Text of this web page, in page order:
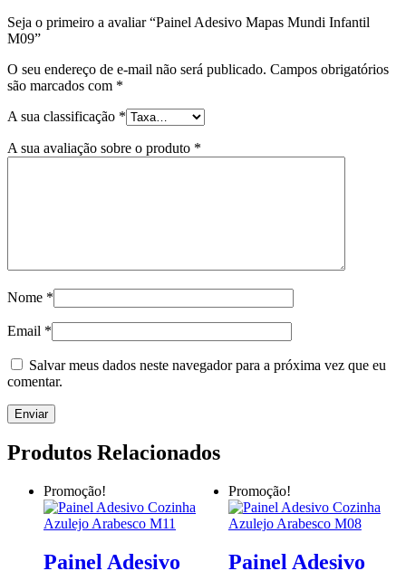
Seja o primeiro a avaliar “Painel Adesivo Mapas Mundi Infantil
M09”
O seu endereço de e-mail não será publicado. Campos obrigatórios
são marcados com *
A sua classificação *
A sua avaliação sobre o produto *
Nome *
Email *
Salvar meus dados neste navegador para a próxima vez que eu
comentar.
Produtos Relacionados
Promoção!
Painel Adesivo
Promoção!
Painel Adesivo